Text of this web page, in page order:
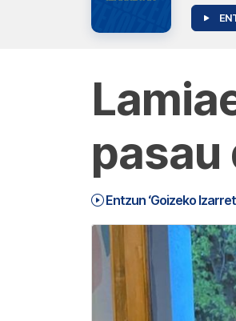
pasau
Entzun ‘Goizeko